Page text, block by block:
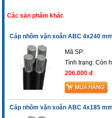
Các sản phẩm khác
Cáp nhôm vặn xoắn ABC 4x240
Mã SP:
Tình trạng:Còn
206.000 đ
Cáp nhôm vặn xoắn ABC 4x185